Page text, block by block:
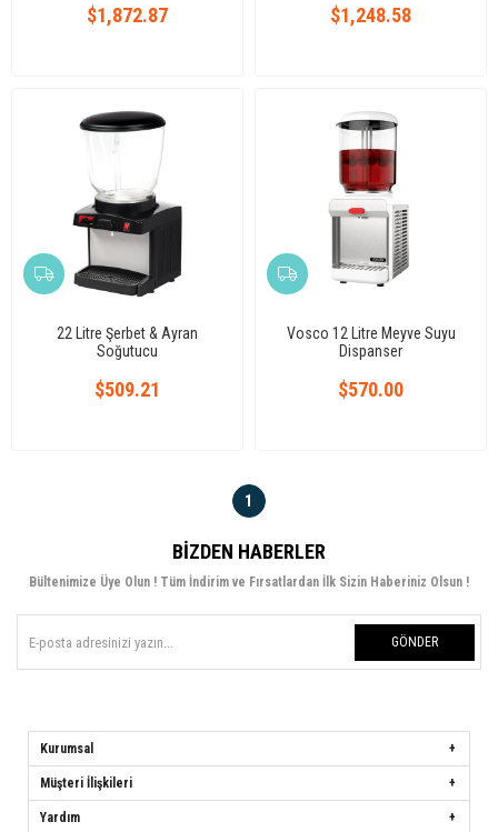
$1,872.87 $1,248.58
22 Litre Şerbet & Ayran
Soğutucu
$509.21
Vosco 12 Litre Meyve Suyu
Dispanser
$570.00
1
BIZDEN HABERLER
Bültenimize Üye Olun ! Tüm İndirim ve Fırsatlardan İlk Sizin Haberiniz Olsun !
GÖNDER
Kurumsal
Müşteri İlişkileri
Yardım